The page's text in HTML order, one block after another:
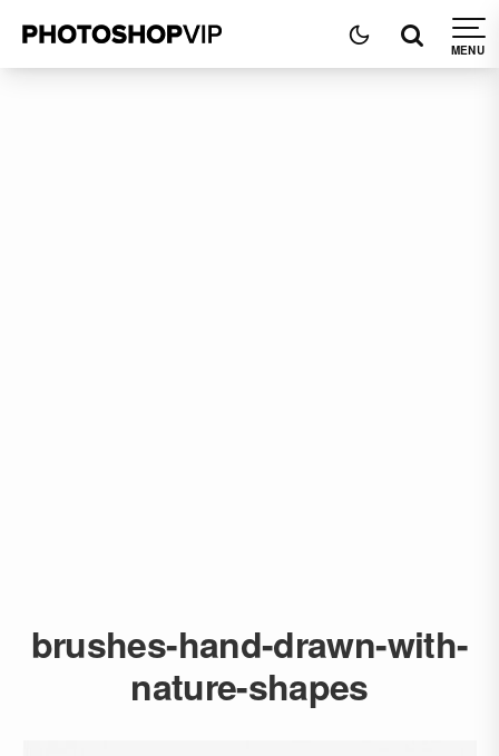
brushes-hand-drawn-with-
nature-shapes